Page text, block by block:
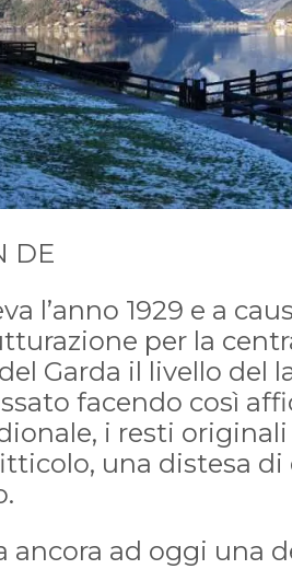
DE
l’anno 1929 e a
per la
Garda il livello del
facendo così
i resti
una distesa di
ancora ad oggi una